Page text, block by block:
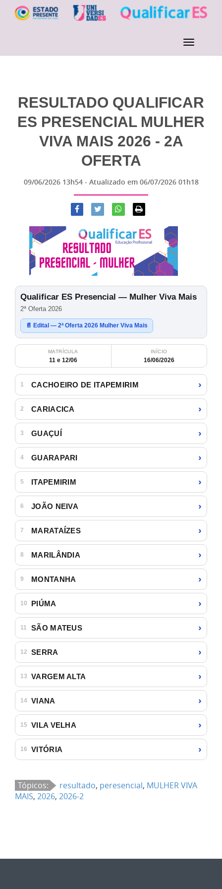
RESULTADO QUALIFICAR
ES PRESENCIAL MULHER
VIVA MAIS 2026 - 2A
OFERTA
09/06/2026 13h54 - Atualizado em 06/07/2026 01h18
Qualificar ES Presencial — Mulher Viva Mais
2ª Oferta 2026
📄 Edital — 2ª Oferta 2026 Mulher Viva Mais
MATRÍCULA
11 e 12/06
INÍCIO
16/06/2026
1 CACHOEIRO DE ITAPEMIRIM ›
2 CARIACICA ›
3 GUAÇUÍ ›
4 GUARAPARI ›
5 ITAPEMIRIM ›
6 JOÃO NEIVA ›
7 MARATAÍZES ›
8 MARILÂNDIA ›
9 MONTANHA ›
10 PIÚMA ›
11 SÃO MATEUS ›
12 SERRA ›
13 VARGEM ALTA ›
14 VIANA ›
15 VILA VELHA ›
16 VITÓRIA ›
Tópicos: resultado, peresencial, MULHER VIVA
MAIS, 2026, 2026-2